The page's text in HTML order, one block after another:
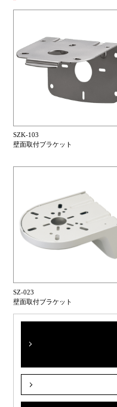
SZK-103
壁面取付ブラケット
SZ-023
壁面取付ブラケット